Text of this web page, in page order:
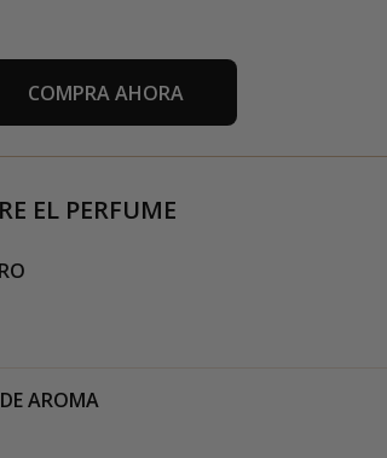
COMPRA AHORA
EL PERFUME
AROMA